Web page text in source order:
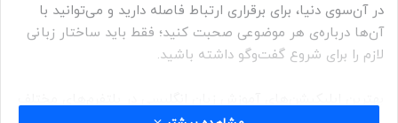
در آن‌سوی دنیا، برای برقراری ارتباط فاصله دارید و می‌توانید با
آن‌ها درباره‌ی هر موضوعی صحبت کنید؛ فقط باید ساختار زبانی
لازم را برای شروع گفت‌وگو داشته باشید.